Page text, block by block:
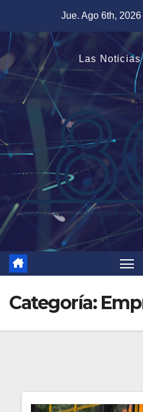
contenido
Jue. Ago 6th, 2026
Las
Categoría: